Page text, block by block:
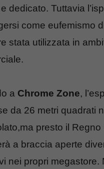
dedicato. Tuttavia
come eufemismo
stata utilizzata in
a Chrome Zone,
da 26 metri quadrati
presto il Regno
a braccia aperte
nei propri megastore.